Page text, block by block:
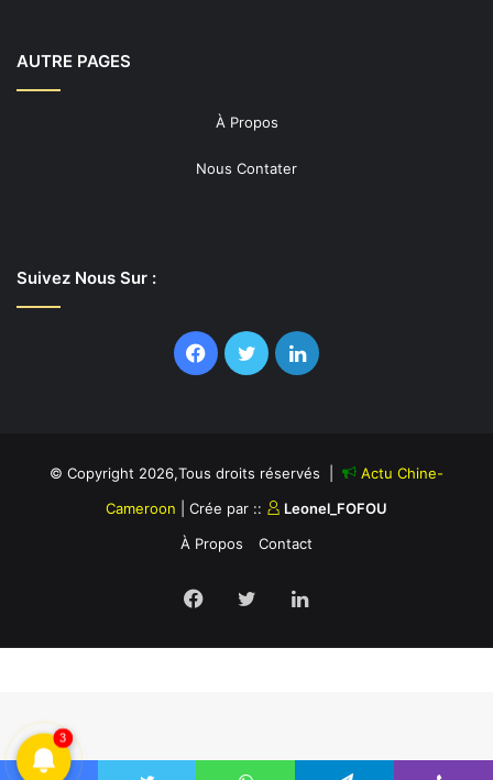
AUTRE PAGES
À Propos
Nous Contater
Suivez Nous Sur :
Facebook
TwitterLinkedin
© Copyright 2026,Tous droits réservés |
Actu Chine-
Cameroon | Crée par ::
Leonel_FOFOU
À Propos
Contact
Facebook
TwitterLinkedin
3